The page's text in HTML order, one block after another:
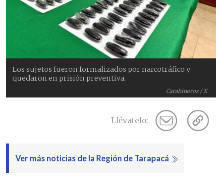
Carabineros / X
Los sujetos fueron formalizados por narcotráfico y
quedaron en prisión preventiva.
Llévatelo:
Ver más noticias de la Región de Tarapacá